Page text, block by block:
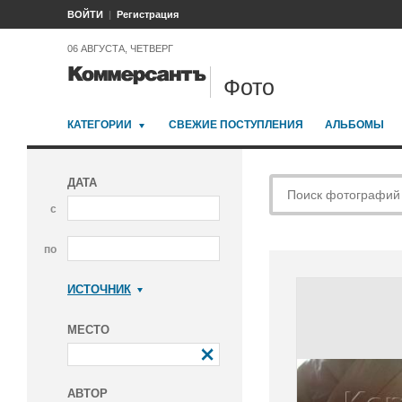
ВОЙТИ Регистрация
06 АВГУСТА, ЧЕТВЕРГ
Фото
КАТЕГОРИИ СВЕЖИЕ ПОСТУПЛЕНИЯ АЛЬБОМЫ
ДАТА
с
по
ИСТОЧНИК
МЕСТО
АВТОР